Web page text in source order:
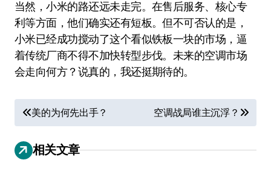
当然，小米的路还远未走完。在售后服务、核心专
利等方面，他们确实还有短板。但不可否认的是，
小米已经成功搅动了这个看似铁板一块的市场，逼
着传统厂商不得不加快转型步伐。未来的空调市场
会走向何方？说真的，我还挺期待的。
文
章
导
美的为何先出手？ 空调战局谁主沉浮？
相关文章